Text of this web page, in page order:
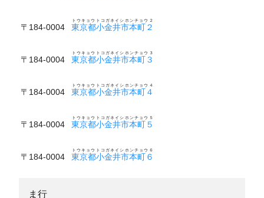
〒184-0004 東京都小金井市本町２
トウキョウトコガネイシホンチョウ２
〒184-0004 東京都小金井市本町３
トウキョウトコガネイシホンチョウ３
〒184-0004 東京都小金井市本町４
トウキョウトコガネイシホンチョウ４
〒184-0004 東京都小金井市本町５
トウキョウトコガネイシホンチョウ５
〒184-0004 東京都小金井市本町６
トウキョウトコガネイシホンチョウ６
ま行